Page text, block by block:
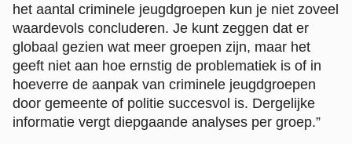
het aantal criminele jeugdgroepen kun je niet zoveel
waardevols concluderen. Je kunt zeggen dat er
globaal gezien wat meer groepen zijn, maar het
geeft niet aan hoe ernstig de problematiek is of in
hoeverre de aanpak van criminele jeugdgroepen
door gemeente of politie succesvol is. Dergelijke
informatie vergt diepgaande analyses per groep.”